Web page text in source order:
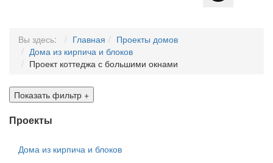
Вы здесь: Главная
Проекты домов
Дома из кирпича и блоков
Проект коттеджа с большими окнами
Показать фильтр +
Проекты
Дома из кирпича и блоков